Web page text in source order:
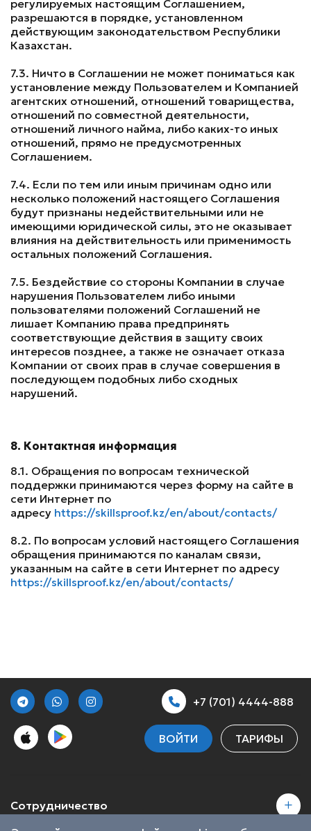
регулируемых настоящим Соглашением,
разрешаются в порядке, установленном
действующим законодательством Республики
Казахстан.
7.3. Ничто в Соглашении не может пониматься как
установление между Пользователем и Компанией
агентских отношений, отношений товарищества,
отношений по совместной деятельности,
отношений личного найма, либо каких-то иных
отношений, прямо не предусмотренных
Соглашением.
7.4. Если по тем или иным причинам одно или
несколько положений настоящего Соглашения
будут признаны недействительными или не
имеющими юридической силы, это не оказывает
влияния на действительность или применимость
остальных положений Соглашения.
7.5. Бездействие со стороны Компании в случае
нарушения Пользователем либо иными
пользователями положений Соглашений не
лишает Компанию права предпринять
соответствующие действия в защиту своих
интересов позднее, а также не означает отказа
Компании от своих прав в случае совершения в
последующем подобных либо сходных
нарушений.
8. Контактная информация
8.1. Обращения по вопросам технической
поддержки принимаются через форму на сайте в
сети Интернет по
адресу https://skillsproof.kz/en/about/contacts/
8.2. По вопросам условий настоящего Соглашения
обращения принимаются по каналам связи,
указанным на сайте в сети Интернет по адресу
https://skillsproof.kz/en/about/contacts/
+7 (701) 4444-888
ВОЙТИ ТАРИФЫ
Сотрудничество